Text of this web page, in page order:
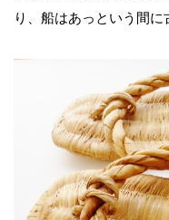
り、船はあっという間に